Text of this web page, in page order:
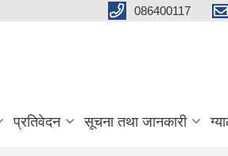
086400117
प्रतिवेदन सूचना तथा जानकारी